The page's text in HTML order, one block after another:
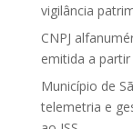
vigilância
CNPJ
emitida a
Município de
telemetria e